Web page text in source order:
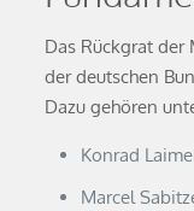
Das Rückgrat der
der deutschen
Dazu gehören
Konrad
Marcel